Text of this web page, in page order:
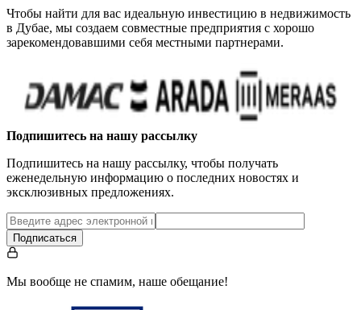
Чтобы найти для вас идеальную инвестицию в недвижимость
в Дубае, мы создаем совместные предприятия с хорошо
зарекомендовавшими себя местными партнерами.
Подпишитесь на нашу рассылку
Подпишитесь на нашу рассылку, чтобы получать
еженедельную информацию о последних новостях и
эксклюзивных предложениях.
Подписаться
Мы вообще не спамим, наше обещание!